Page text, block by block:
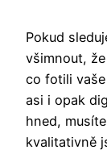
Pokud
všimnout,
co fotili
asi i opak
hned,
kvalitativně